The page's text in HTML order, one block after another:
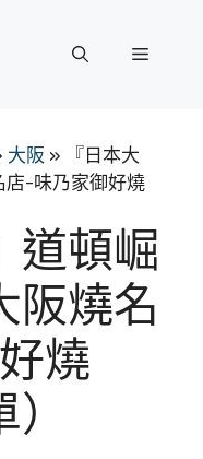
選
大阪 » 『日本大
店-味乃家御好燒
道頓崛
阪燒名
燒